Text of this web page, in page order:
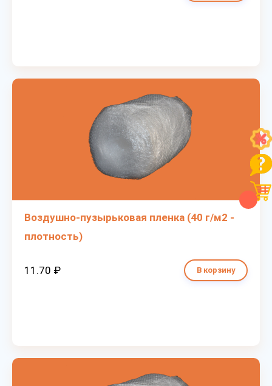
Воздушно-пузырьковая пленка (40 г/м2 -
плотность)
11.70 ₽ В корзину